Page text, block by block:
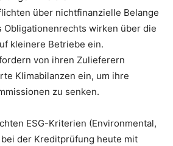
über nichtfinanzielle Belange
Obligationenrechts wirken über die
kleinere Betriebe ein.
von ihren Zulieferern
Klimabilanzen ein, um ihre
zu senken.
ESG-Kriterien (Environmental,
der Kreditprüfung heute mit